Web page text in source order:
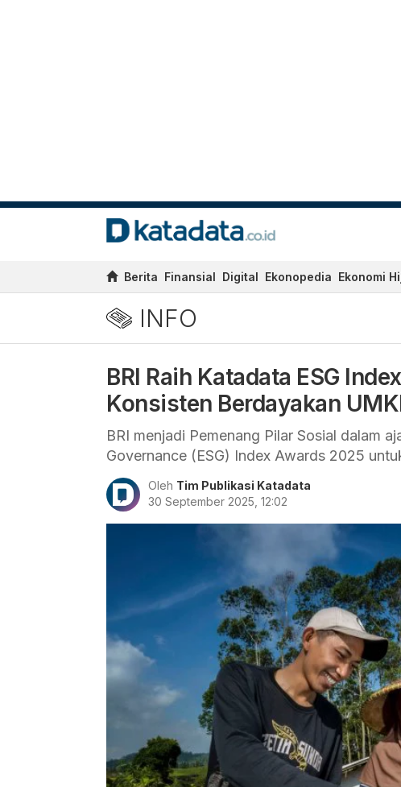
Berita Finansial Digital Ekonopedia Ekonomi
INFO
BRI Raih Katadata ESG
Konsisten Berdayakan
BRI menjadi Pemenang Pilar Sosial dalam
Governance (ESG) Index Awards 2025
Oleh Tim Publikasi Katadata
30 September 2025, 12:02